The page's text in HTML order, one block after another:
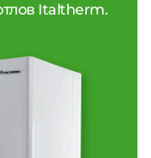
Italtherm.